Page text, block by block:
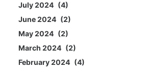
July 2024
4
June 2024
2
May 2024
2
March 2024
2
February 2024
4